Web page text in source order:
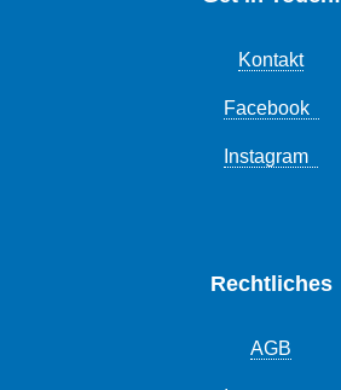
Kontakt
Facebook
Instagram
Rechtliches
AGB